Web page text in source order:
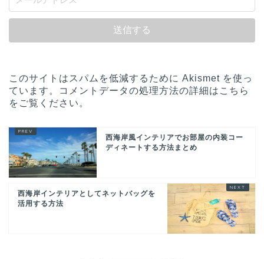
このサイトはスパムを低減するために Akismet を使っ
ています。
コメントデータの処理方法の詳細はこちら
をご覧ください 。
西海岸風インテリアでお部屋の内装コー
ディネートする方法まとめ
西海岸インテリアとしてネットバッグを
活用する方法